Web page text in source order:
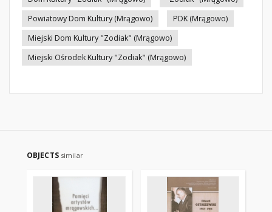
Powiatowy Dom Kultury (Mrągowo)
PDK (Mrągowo)
Miejski Dom Kultury "Zodiak" (Mrągowo)
Miejski Ośrodek Kultury "Zodiak" (Mrągowo)
OBJECTS similar